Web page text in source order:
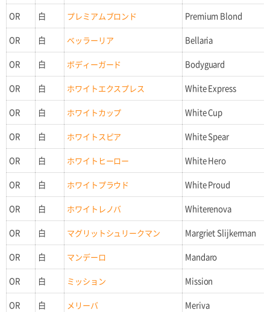
OR 白 プレミアムブロンド Premium Blond
OR 白 ベッラーリア Bellaria
OR 白 ボディーガード Bodyguard
OR 白 ホワイトエクスプレス White Express
OR 白 ホワイトカップ White Cup
OR 白 ホワイトスピア White Spear
OR 白 ホワイトヒーロー White Hero
OR 白 ホワイトプラウド White Proud
OR 白 ホワイトレノバ Whiterenova
OR 白 マグリットシュリークマン Margriet Slijkerman
OR 白 マンデーロ Mandaro
OR 白 ミッション Mission
OR 白 メリーバ Meriva